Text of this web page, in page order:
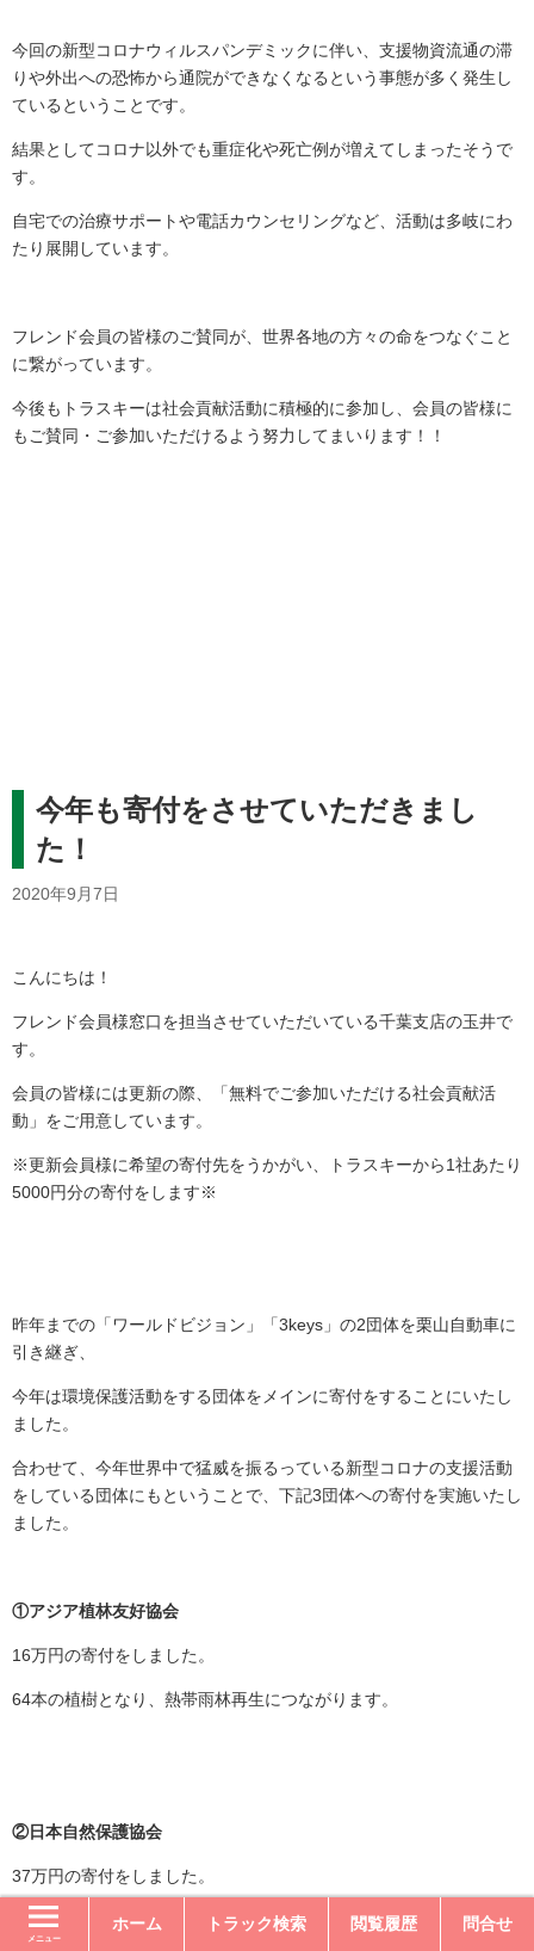
メニュー
ホーム トラック検索 閲覧履歴 問合せ
今回の新型コロナウィルスパンデミックに伴い、 支援物資流通の滞
りや外出への恐怖から通院ができなくなるという事態が多く発生し
ているということです。
結果としてコロナ以外でも重症化や死亡例が増えてしまったそうで
す。
自宅での治療サポートや電話カウンセリングなど、 活動は多岐にわ
たり展開しています。
フレンド会員の皆様のご賛同が、 世界各地の方々の命をつなぐこと
に繋がっています。
今後もトラスキーは社会貢献活動に積極的に参加し、 会員の皆様に
もご賛同・ ご参加いただけるよう努力してまいります！！
今年も寄付をさせていただきまし
た！
2020年9月7日
こんにちは！
フレンド会員様窓口を担当させていただいている千葉支店の玉井で
す。
会員の皆様には更新の際、「無料でご参加いただける社会貢献活
動」をご用意しています。
※更新会員様に希望の寄付先をうかがい、トラスキーから1社あたり
5000円分の寄付をします※
昨年までの「ワールドビジョン」「3keys」の2団体を栗山自動車に
引き継ぎ、
今年は環境保護活動をする団体をメインに寄付をすることにいたし
ました。
合わせて、今年世界中で猛威を振るっている新型コロナの支援活動
をしている団体にもということで、下記3団体への寄付を実施いたし
ました。
①アジア植林友好協会
16万円の寄付をしました。
64本の植樹となり、熱帯雨林再生につながります。
②日本自然保護協会
37万円の寄付をしました。
日本の自然保護活動や啓発活動に役立てられます。